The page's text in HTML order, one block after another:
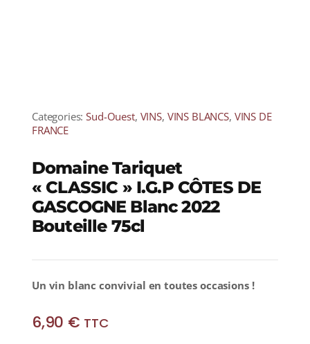
Categories:Sud-Ouest, VINS, VINS BLANCS, VINS DE
FRANCE
Domaine Tariquet
« CLASSIC » I.G.P CÔTES DE
GASCOGNE Blanc 2022
Bouteille 75cl
Un vin blanc convivial en toutes occasions !
6,90 € TTC